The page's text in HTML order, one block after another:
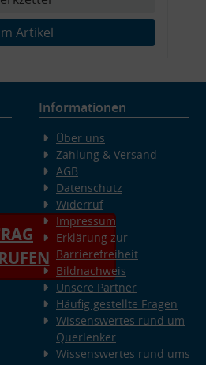
Artikel
Informationen
Über uns
Zahlung & Versand
AGB
Datenschutz
Widerruf
Impressum
Erklärung zur
Barrierefreiheit
Bildnachweis
Unsere Partner
Häufig gestellte Fragen
Wissenswertes rund um
Querlenker
Wissenswertes rund ums